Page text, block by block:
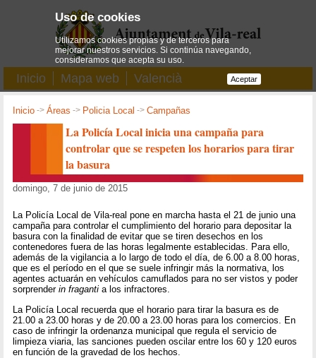
Inicio Mapa web Valencià
Inicio ->Áreas -> Policia Local ->Campañas
La Policía Local inicia una campaña para
controlar que se respeten los horarios para tirar
la basura
domingo, 7 de junio de 2015
La Policía Local de Vila-real pone en marcha hasta el 21 de junio una
campaña para controlar el cumplimiento del horario para depositar la
basura con la finalidad de evitar que se tiren desechos en los
contenedores fuera de las horas legalmente establecidas. Para ello,
además de la vigilancia a lo largo de todo el día, de 6.00 a 8.00 horas,
que es el período en el que se suele infringir más la normativa, los
agentes actuarán en vehículos camuflados para no ser vistos y poder
sorprenderin fragantia los infractores.
La Policía Local recuerda que el horario para tirar la basura es de
21.00 a 23.00 horas y de 20.00 a 23.00 horas para los comercios. En
caso de infringir la ordenanza municipal que regula el servicio de
limpieza viaria, las sanciones pueden oscilar entre los 60 y 120 euros
en función de la gravedad de los hechos.
Uso de cookies
Utilizamos cookies propias y de terceros para
mejorar nuestros servicios. Si continúa navegando,
consideramos que acepta su uso.
Aceptar